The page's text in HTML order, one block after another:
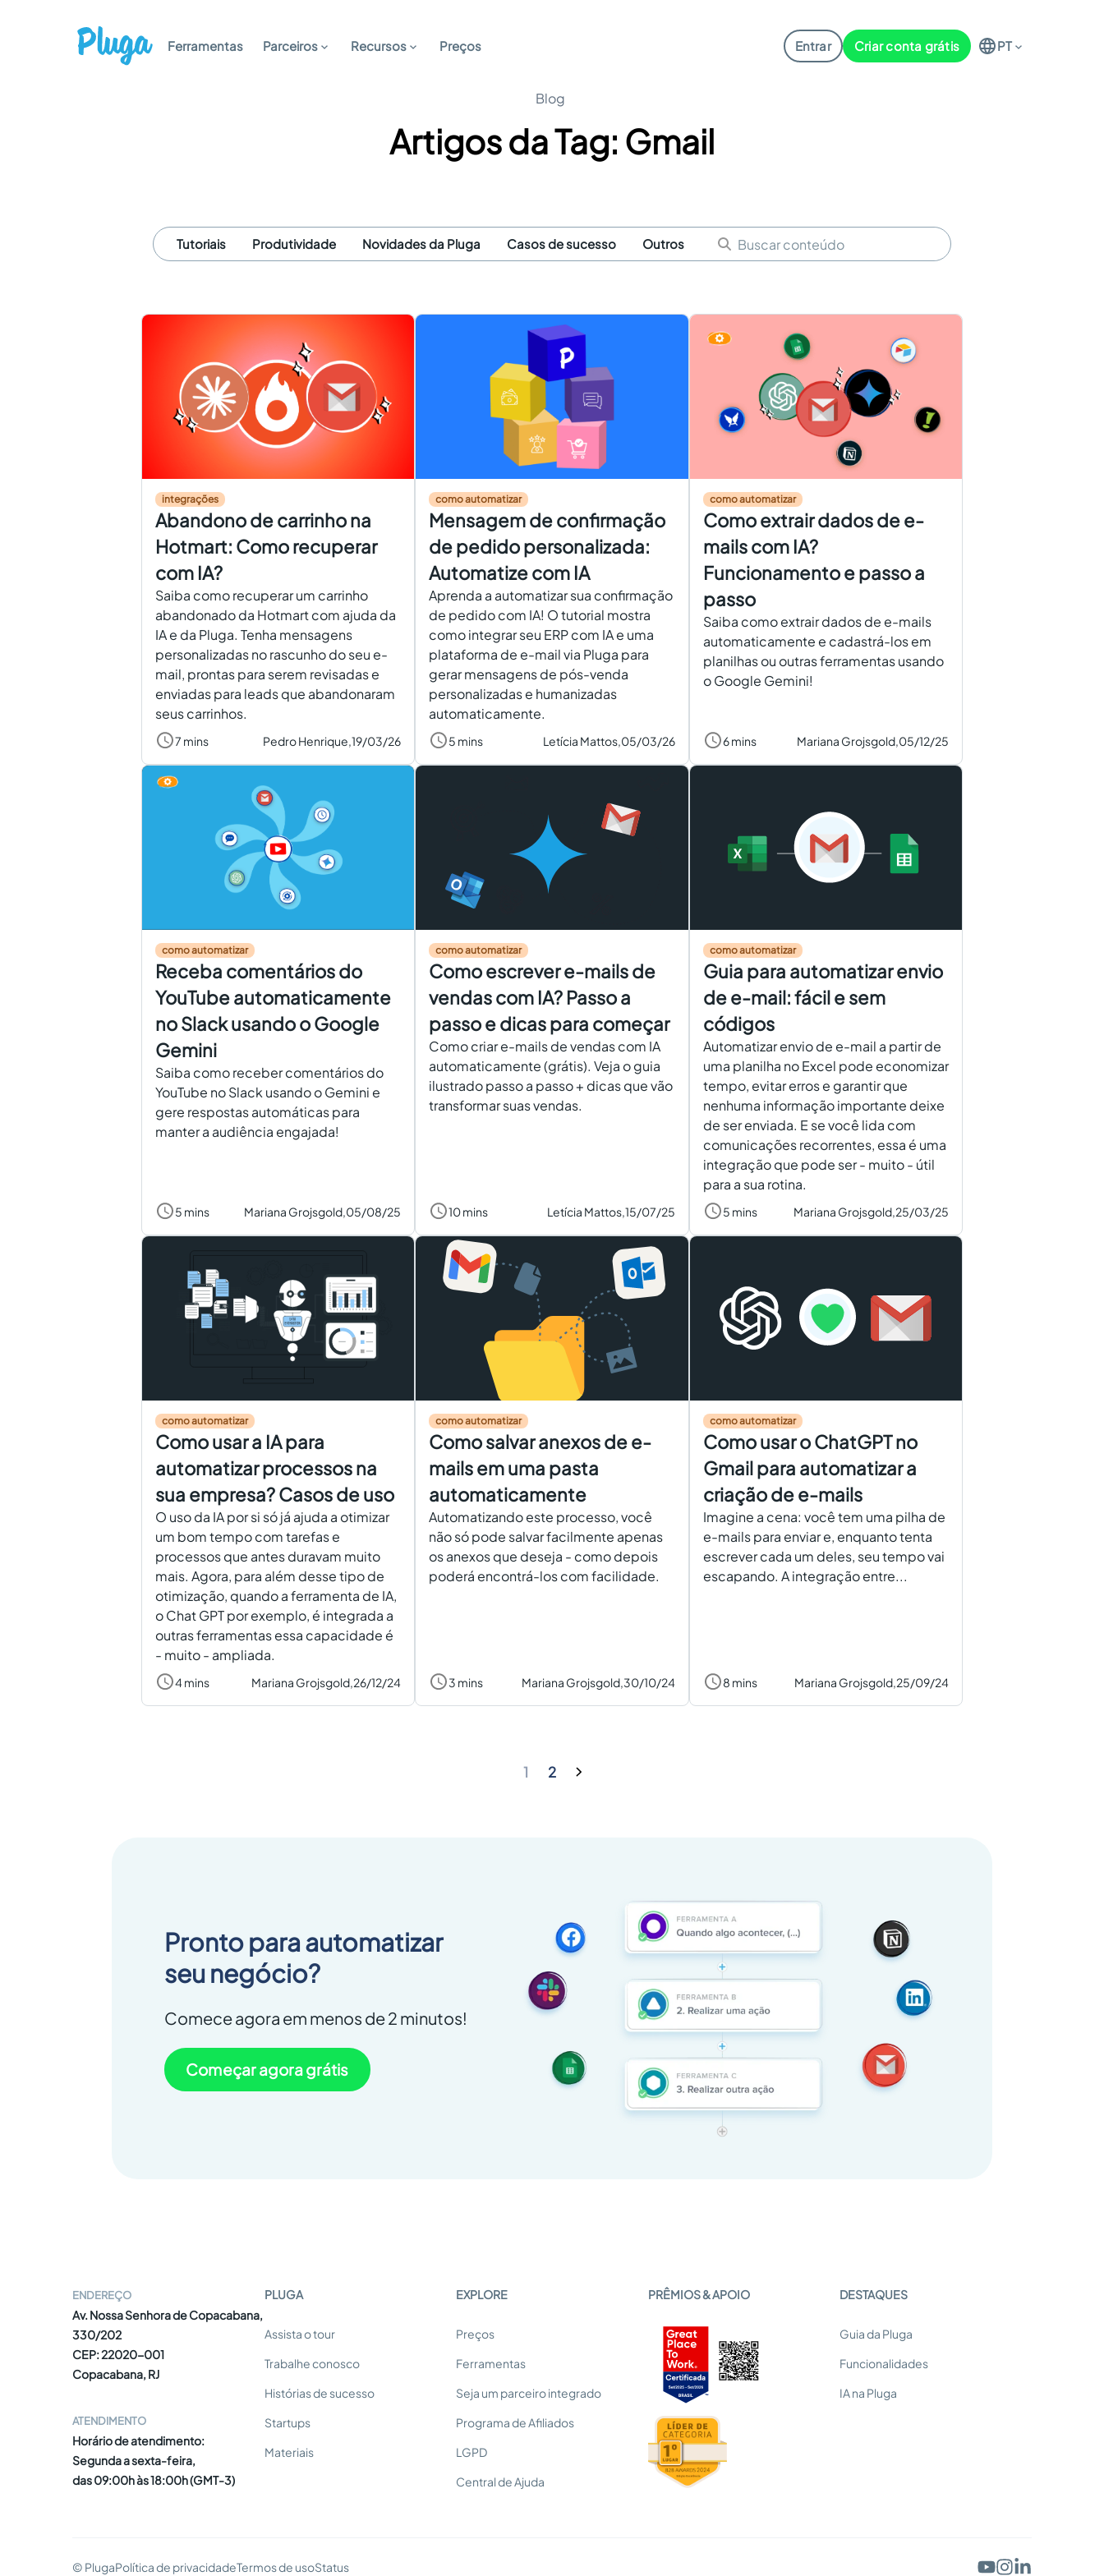
Ferramentas Parceiros Recursos Preços Entrar Criar conta grátis PT
Blog
Artigos da Tag: Gmail
Tutoriais Produtividade Novidades da Pluga Casos de sucesso Outros
integrações
Abandono de carrinho na
Hotmart: Como recuperar
com IA?
Saiba como recuperar um carrinho
abandonado da Hotmart com ajuda da
IA e da Pluga. Tenha mensagens
personalizadas no rascunho do seu e-
mail, prontas para serem revisadas e
enviadas para leads que abandonaram
seus carrinhos.
7 mins Pedro Henrique,19/03/26
como automatizar
Mensagem de confirmação
de pedido personalizada:
Automatize com IA
Aprenda a automatizar sua confirmação
de pedido com IA! O tutorial mostra
como integrar seu ERP com IA e uma
plataforma de e-mail via Pluga para
gerar mensagens de pós-venda
personalizadas e humanizadas
automaticamente.
5 mins Letícia Mattos, 05/03/26
como automatizar
Como extrair dados de e-
mails com IA?
Funcionamento e passo a
passo
Saiba como extrair dados de e-mails
automaticamente e cadastrá-los em
planilhas ou outras ferramentas usando
o Google Gemini!
6 mins Mariana Grojsgold, 05/12/25
como automatizar
Receba comentários do
YouTube automaticamente
no Slack usando o Google
Gemini
Saiba como receber comentários do
YouTube no Slack usando o Gemini e
gere respostas automáticas para
manter a audiência engajada!
5 mins Mariana Grojsgold, 05/08/25
como automatizar
Como escrever e-mails de
vendas com IA? Passo a
passo e dicas para começar
Como criar e-mails de vendas com IA
automaticamente (grátis). Veja o guia
ilustrado passo a passo + dicas que vão
transformar suas vendas.
10 mins Letícia Mattos, 15/07/25
como automatizar
Guia para automatizar envio
de e-mail: fácil e sem
códigos
Automatizar envio de e-mail a partir de
uma planilha no Excel pode economizar
tempo, evitar erros e garantir que
nenhuma informação importante deixe
de ser enviada. E se você lida com
comunicações recorrentes, essa é uma
integração que pode ser - muito - útil
para a sua rotina.
5 mins Mariana Grojsgold, 25/03/25
como automatizar
Como usar a IA para
automatizar processos na
sua empresa? Casos de uso
O uso da IA por si só já ajuda a otimizar
um bom tempo com tarefas e
processos que antes duravam muito
mais. Agora, para além desse tipo de
otimização, quando a ferramenta de IA,
o Chat GPT por exemplo, é integrada a
outras ferramentas essa capacidade é
- muito - ampliada.
4 mins Mariana Grojsgold, 26/12/24
como automatizar
Como salvar anexos de e-
mails em uma pasta
automaticamente
Automatizando este processo, você
não só pode salvar facilmente apenas
os anexos que deseja - como depois
poderá encontrá-los com facilidade.
3 mins Mariana Grojsgold, 30/10/24
como automatizar
Como usar o ChatGPT no
Gmail para automatizar a
criação de e-mails
Imagine a cena: você tem uma pilha de
e-mails para enviar e, enquanto tenta
escrever cada um deles, seu tempo vai
escapando. A integração entre...
8 mins Mariana Grojsgold, 25/09/24
1 2
Pronto para automatizar
seu negócio?
Comece agora em menos de 2 minutos!
Começar agora grátis
ENDEREÇO
Av. Nossa Senhora de Copacabana,
330/202
CEP: 22020-001
Copacabana, RJ
ATENDIMENTO
Horário de atendimento:
Segunda a sexta-feira,
das 09:00h às 18:00h (GMT-3)
PLUGA
Assista o tour
Trabalhe conosco
Histórias de sucesso
Startups
Materiais
EXPLORE
Preços
Ferramentas
Seja um parceiro integrado
Programa de Afiliados
LGPD
Central de Ajuda
PRÊMIOS & APOIO DESTAQUES
Guia da Pluga
Funcionalidades
IA na Pluga
© PlugaPolítica de privacidadeTermos de usoStatus